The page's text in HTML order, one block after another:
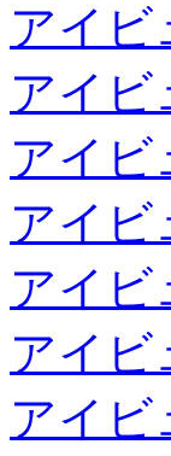
アイビ
アイビ
アイビ
アイビ
アイビ
アイビ
アイビ